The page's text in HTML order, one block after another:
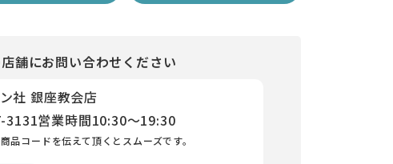
舗にお問い合わせください
社 銀座教会店
3131営業時間10:30～19:30
コードを伝えて頂くとスムーズです。